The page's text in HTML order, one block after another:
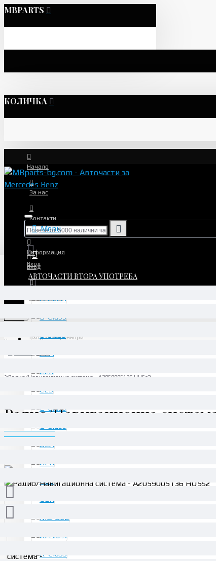
MBPARTS
КОЛИЧКА
Начало
За нас
Контакти
Информация
Вход за партньори
Вход
Menu
АВТОЧАСТИ ВТОРА УПОТРЕБА
Вход
Радио/Навигационна система - A2059005136 HU5s2
Радио/Навигационна